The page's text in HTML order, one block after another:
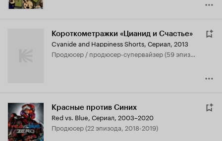
Короткометражки «Цианид и Счастье»
Cyanide and Happiness Shorts, Сериал, 2013
продюсер / продюсер-супервайзер (59 эпизодов, 2016-2017)
Красные против Синих
Red vs. Blue, Сериал, 2003–2020
продюсер (22 эпизода, 2018-2019)